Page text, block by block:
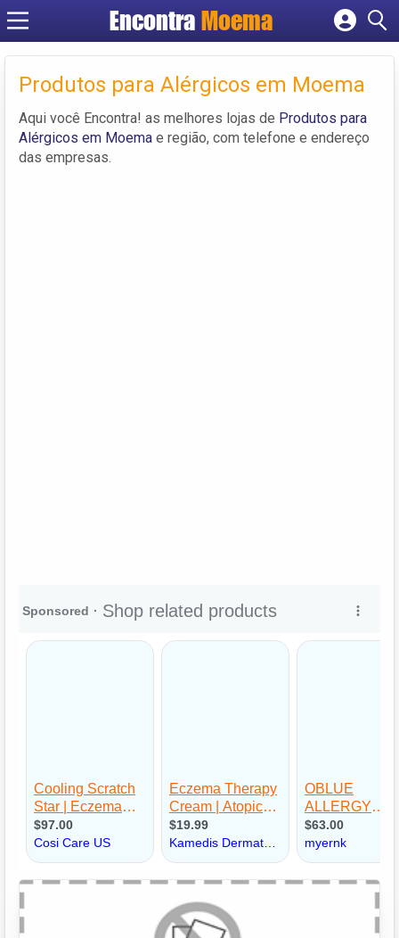
Encontra Moema
Criar conta
Produtos para Alérgicos em Moema
Aqui você Encontra! as melhores lojas de Produtos para
Alérgicos em Moema e região, com telefone e endereço
das empresas.